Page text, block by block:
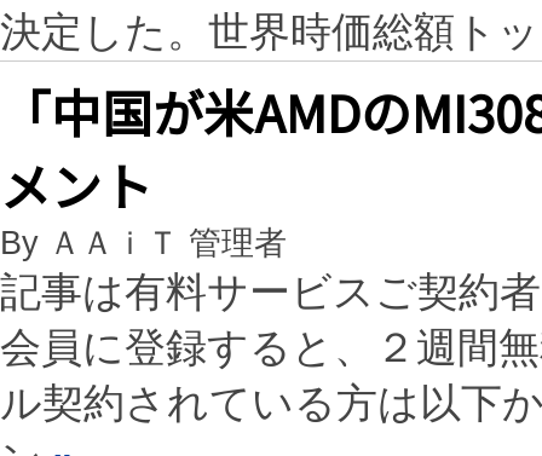
決定した。世界時価総額ト
「中国が米AMDの
メント
By ＡＡｉＴ 管理者
記事は有料サービスご契約
会員に登録すると、２週間
ル契約されている方は以下